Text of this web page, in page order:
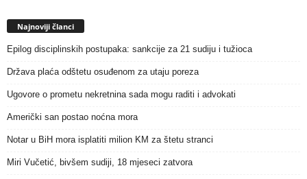
Najnoviji članci
Epilog disciplinskih postupaka: sankcije za 21 sudiju i tužioca
Država plaća odštetu osuđenom za utaju poreza
Ugovore o prometu nekretnina sada mogu raditi i advokati
Američki san postao noćna mora
Notar u BiH mora isplatiti milion KM za štetu stranci
Miri Vučetić, bivšem sudiji, 18 mjeseci zatvora